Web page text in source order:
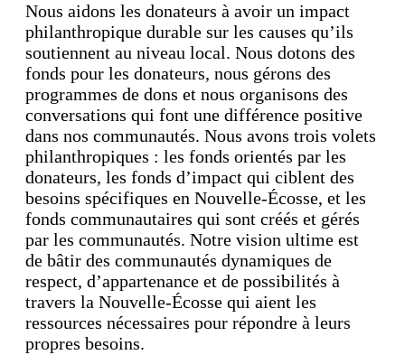
Nous aidons les donateurs à avoir un impact
philanthropique durable sur les causes qu’ils
soutiennent au niveau local. Nous dotons des
fonds pour les donateurs, nous gérons des
programmes de dons et nous organisons des
conversations qui font une différence positive
dans nos communautés. Nous avons trois volets
philanthropiques : les fonds orientés par les
donateurs, les fonds d’impact qui ciblent des
besoins spécifiques en Nouvelle-Écosse, et les
fonds communautaires qui sont créés et gérés
par les communautés. Notre vision ultime est
de bâtir des communautés dynamiques de
respect, d’appartenance et de possibilités à
travers la Nouvelle-Écosse qui aient les
ressources nécessaires pour répondre à leurs
propres besoins.